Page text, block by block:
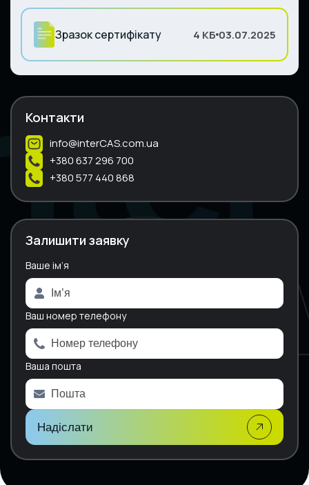
Зразок сертифікату 4 КБ 03.07.2025
Контакти
info@interCAS.com.ua
+380 637 296 700
+380 577 440 868
Залишити заявку
Ваше ім’я
Ваш номер телефону
Ваша пошта
Надіслати
A
l
e
r
n
a
t
i
e